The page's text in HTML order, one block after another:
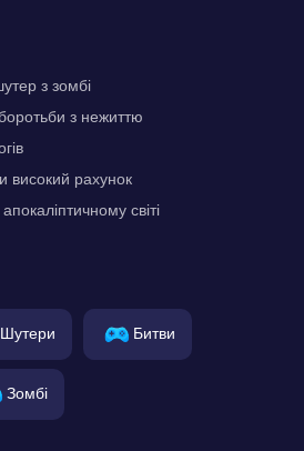
з зомбі
з нежиттю
високий рахунок
світі
Шутери Битви
Зомбі